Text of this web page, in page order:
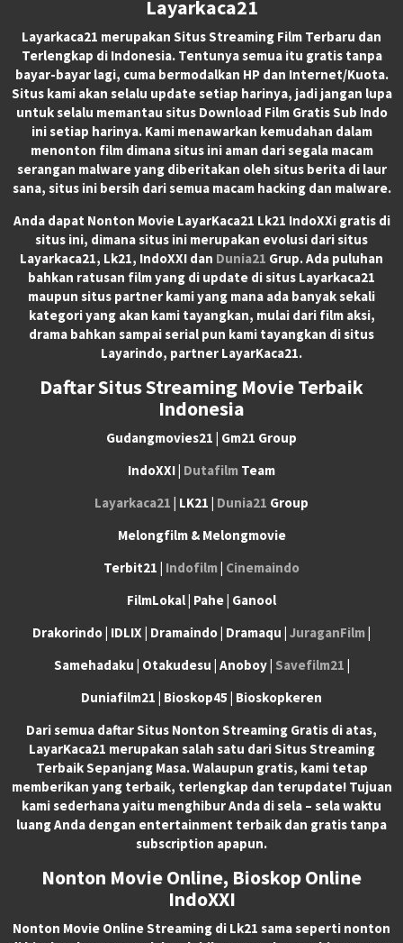
Layarkaca21
Layarkaca21 merupakan Situs Streaming Film Terbaru dan
Terlengkap di Indonesia. Tentunya semua itu gratis tanpa
bayar-bayar lagi, cuma bermodalkan HP dan Internet/Kuota.
Situs kami akan selalu update setiap harinya, jadi jangan lupa
untuk selalu memantau situs Download Film Gratis Sub Indo
ini setiap harinya. Kami menawarkan kemudahan dalam
menonton film dimana situs ini aman dari segala macam
serangan malware yang diberitakan oleh situs berita di laur
sana, situs ini bersih dari semua macam hacking dan malware.
Anda dapat Nonton Movie LayarKaca21 Lk21 IndoXXigratis di
situs ini, dimana situs ini merupakan evolusi dari situs
Layarkaca21, Lk21, IndoXXI dan Dunia21 Grup. Ada puluhan
bahkan ratusan film yang di update di situs Layarkaca21
maupun situs partner kami yang mana ada banyak sekali
kategori yang akan kami tayangkan, mulai dari film aksi,
drama bahkan sampai serial pun kami tayangkan di situs
Layarindo, partner LayarKaca21.
Daftar Situs Streaming Movie Terbaik
Indonesia
Gudangmovies21 | Gm21 Group
IndoXXI | Dutafilm Team
Layarkaca21 | LK21 | Dunia21 Group
Melongfilm & Melongmovie
Terbit21 | Indofilm| Cinemaindo
FilmLokal | Pahe | Ganool
Drakorindo | IDLIX | Dramaindo | Dramaqu | JuraganFilm|
Samehadaku | Otakudesu | Anoboy | Savefilm21 |
Duniafilm21 | Bioskop45 | Bioskopkeren
Dari semua daftar Situs Nonton Streaming Gratis di atas,
LayarKaca21 merupakan salah satu dari Situs Streaming
Terbaik Sepanjang Masa. Walaupun gratis, kami tetap
memberikan yang terbaik, terlengkap dan terupdate! Tujuan
kami sederhana yaitu menghibur Anda di sela – sela waktu
luang Anda dengan entertainment terbaik dan gratis tanpa
subscription apapun.
Nonton Movie Online, Bioskop Online
IndoXXI
Nonton Movie Online Streaming di Lk21 sama seperti nonton